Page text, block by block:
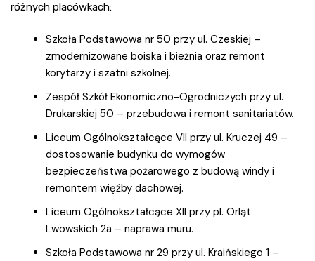
różnych placówkach:
Szkoła Podstawowa nr 50 przy ul. Czeskiej –
zmodernizowane boiska i bieżnia oraz remont
korytarzy i szatni szkolnej.
Zespół Szkół Ekonomiczno-Ogrodniczych przy ul.
Drukarskiej 50 – przebudowa i remont sanitariatów.
Liceum Ogólnokształcące VII przy ul. Kruczej 49 –
dostosowanie budynku do wymogów
bezpieczeństwa pożarowego z budową windy i
remontem więźby dachowej.
Liceum Ogólnokształcące XII przy pl. Orląt
Lwowskich 2a – naprawa muru.
Szkoła Podstawowa nr 29 przy ul. Kraińskiego 1 –